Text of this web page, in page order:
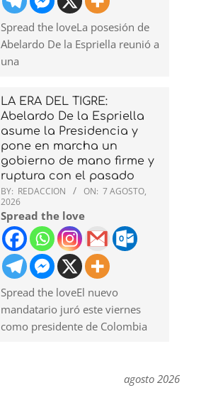
Spread the loveLa posesión de
Abelardo De la Espriella reunió a
una
LA ERA DEL TIGRE:
Abelardo De la Espriella
asume la Presidencia y
pone en marcha un
gobierno de mano firme y
ruptura con el pasado
BY: REDACCION ON: 7 AGOSTO,
2026
Spread the love
Spread the loveEl nuevo
mandatario juró este viernes
como presidente de Colombia
agosto 2026